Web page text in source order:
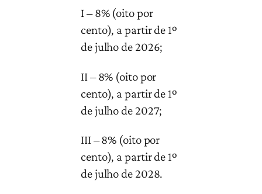
I – 8% (oito por
cento), a partir de 1º
de julho de 2026;
II – 8% (oito por
cento), a partir de 1º
de julho de 2027;
III – 8% (oito por
cento), a partir de 1º
de julho de 2028.